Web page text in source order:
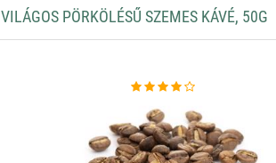
PÖRKÖLÉSŰ SZEMES KÁVÉ, 50G